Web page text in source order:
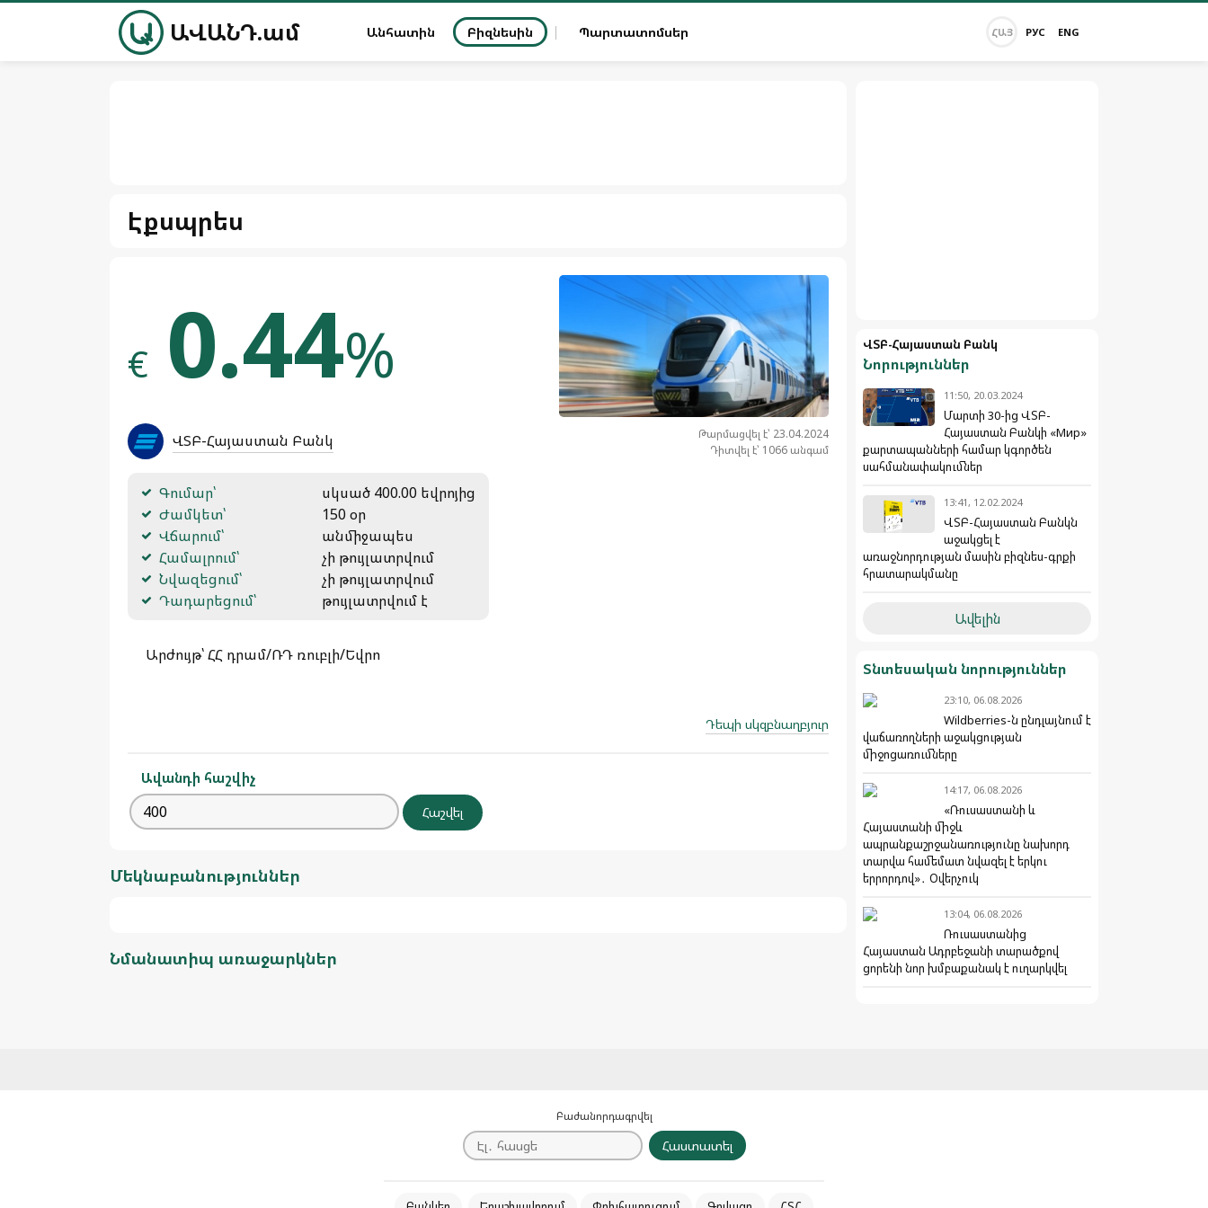
ԱՎԱՆԴ.ամ Անհատին Բիզնեսին Պարտատոմսեր ՀԱՅ РУС ENG
Էքսպրես
Թարմացվել է՝ 23.04.2024
Դիտվել է՝ 1066 անգամ
€ 0.44%
ՎՏԲ-Հայաստան Բանկ
Գումար՝
սկսած 400.00 եվրոյից
Ժամկետ՝
150 օր
Վճարում՝
անմիջապես
Համալրում՝
չի թույլատրվում
Նվազեցում՝
չի թույլատրվում
Դադարեցում՝
թույլատրվում է
Արժույթ՝ ՀՀ դրամ/ՌԴ ռուբլի/Եվրո
Դեպի սկզբնաղբյուր
Ավանդի հաշվիչ
Մեկնաբանություններ
Նմանատիպ առաջարկներ
ՎՏԲ-Հայաստան Բանկ
Նորություններ
11:50, 20.03.2024
Մարտի 30-ից ՎՏԲ-
Հայաստան Բանկի «Мир»
քարտապանների համար կգործեն
սահմանափակումներ
13:41, 12.02.2024
ՎՏԲ-Հայաստան Բանկն
աջակցել է
առաջնորդության մասին բիզնես-գրքի
հրատարակմանը
Ավելին
Տնտեսական նորություններ
23:10, 06.08.2026
Wildberries-ն ընդլայնում է
վաճառողների աջակցության
միջոցառումները
14:17, 06.08.2026
«Ռուսաստանի և
Հայաստանի միջև
ապրանքաշրջանառությունը նախորդ
տարվա համեմատ նվազել է երկու
երրորդով»․ Օվերչուկ
13:04, 06.08.2026
Ռուսաստանից
Հայաստան Ադրբեջանի տարածքով
ցորենի նոր խմբաքանակ է ուղարկվել
Բաժանորդագրվել
Հաստատել